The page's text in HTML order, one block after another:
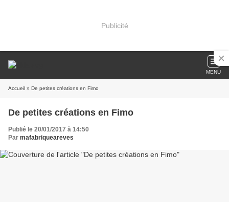
Publicité
MENU
Accueil » De petites créations en Fimo
De petites créations en Fimo
Publié le 20/01/2017 à 14:50
Par mafabriqueareves